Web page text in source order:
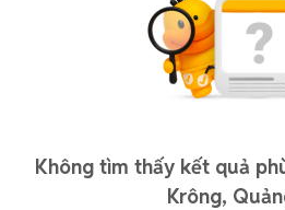
Không tìm thấy kết quả
Krông,